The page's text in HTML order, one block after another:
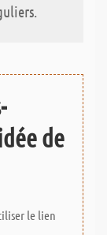
de
le lien